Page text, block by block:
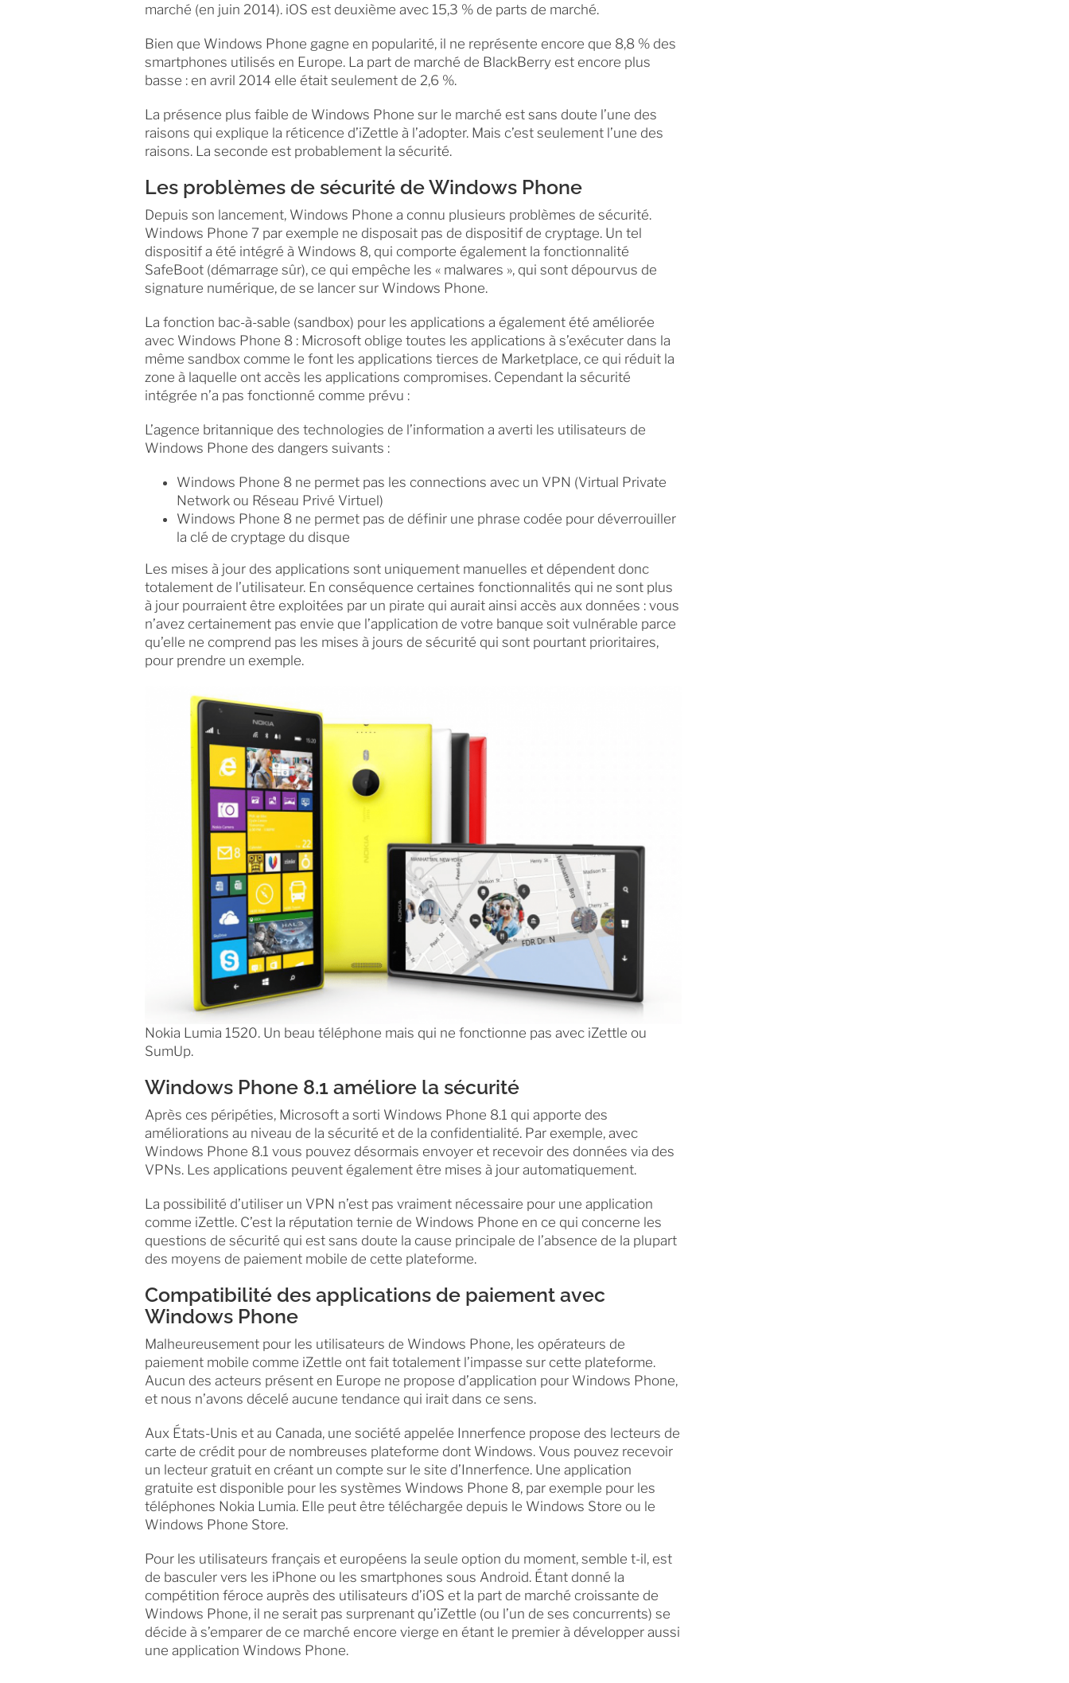
marché (en juin 2014). iOS est deuxième avec 15,3 % de parts de marché.
Bien que Windows Phone gagne en popularité, il ne représente encore que 8,8 % des
smartphones utilisés en Europe. La part de marché de BlackBerry est encore plus
basse : en avril 2014 elle était seulement de 2,6 %.
La présence plus faible de Windows Phone sur le marché est sans doute l’une des
raisons qui explique la réticence d’iZettle à l’adopter. Mais c’est seulement l’une des
raisons. La seconde est probablement la sécurité.
Les problèmes de sécurité de Windows Phone
Depuis son lancement, Windows Phone a connu plusieurs problèmes de sécurité.
Windows Phone 7 par exemple ne disposait pas de dispositif de cryptage. Un tel
dispositif a été intégré à Windows 8, qui comporte également la fonctionnalité
SafeBoot (démarrage sûr), ce qui empêche les « malwares », qui sont dépourvus de
signature numérique, de se lancer sur Windows Phone.
La fonction bac-à-sable (sandbox) pour les applications a également été améliorée
avec Windows Phone 8 : Microsoft oblige toutes les applications à s’exécuter dans la
même sandbox comme le font les applications tierces de Marketplace, ce qui réduit la
zone à laquelle ont accès les applications compromises. Cependant la sécurité
intégrée n’a pas fonctionné comme prévu :
L’agence britannique des technologies de l’information a averti les utilisateurs de
Windows Phone des dangers suivants :
Windows Phone 8 ne permet pas les connections avec un VPN (Virtual Private
Network ou Réseau Privé Virtuel)
Windows Phone 8 ne permet pas de définir une phrase codée pour déverrouiller
la clé de cryptage du disque
Les mises à jour des applications sont uniquement manuelles et dépendent donc
totalement de l’utilisateur. En conséquence certaines fonctionnalités qui ne sont plus
à jour pourraient être exploitées par un pirate qui aurait ainsi accès aux données : vous
n’avez certainement pas envie que l’application de votre banque soit vulnérable parce
qu’elle ne comprend pas les mises à jours de sécurité qui sont pourtant prioritaires,
pour prendre un exemple.
Nokia Lumia 1520. Un beau téléphone mais qui ne fonctionne pas avec iZettle ou
SumUp.
Windows Phone 8.1 améliore la sécurité
Après ces péripéties, Microsoft a sorti Windows Phone 8.1 qui apporte des
améliorations au niveau de la sécurité et de la confidentialité. Par exemple, avec
Windows Phone 8.1 vous pouvez désormais envoyer et recevoir des données via des
VPNs. Les applications peuvent également être mises à jour automatiquement.
La possibilité d’utiliser un VPN n’est pas vraiment nécessaire pour une application
comme iZettle. C’est la réputation ternie de Windows Phone en ce qui concerne les
questions de sécurité qui est sans doute la cause principale de l’absence de la plupart
des moyens de paiement mobile de cette plateforme.
Compatibilité des applications de paiement avec
Windows Phone
Malheureusement pour les utilisateurs de Windows Phone, les opérateurs de
paiement mobile comme iZettle ont fait totalement l’impasse sur cette plateforme.
Aucun des acteurs présent en Europe ne propose d’application pour Windows Phone,
et nous n’avons décelé aucune tendance qui irait dans ce sens.
Aux États-Unis et au Canada, une société appelée Innerfence propose des lecteurs de
carte de crédit pour de nombreuses plateforme dont Windows. Vous pouvez recevoir
un lecteur gratuit en créant un compte sur le site d’Innerfence. Une application
gratuite est disponible pour les systèmes Windows Phone 8, par exemple pour les
téléphones Nokia Lumia. Elle peut être téléchargée depuis le Windows Store ou le
Windows Phone Store.
Pour les utilisateurs français et européens la seule option du moment, semble t-il, est
de basculer vers les iPhone ou les smartphones sous Android. Étant donné la
compétition féroce auprès des utilisateurs d’iOS et la part de marché croissante de
Windows Phone, il ne serait pas surprenant qu’iZettle (ou l’un de ses concurrents) se
décide à s’emparer de ce marché encore vierge en étant le premier à développer aussi
une application Windows Phone.